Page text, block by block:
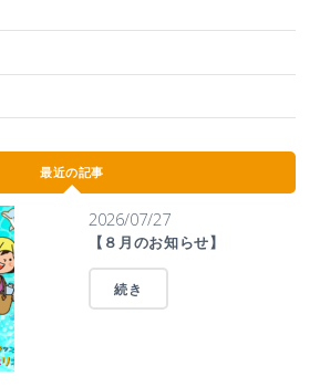
最近の記事
2026/07/27
【８月のお知らせ】
続き